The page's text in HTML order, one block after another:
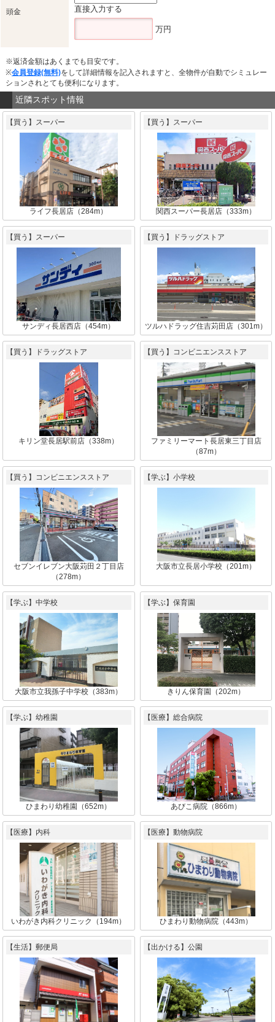
頭金 直接入力する
万円
※返済金額はあくまでも目安です。
※会員登録(無料)をして詳細情報を記入されますと、全物件が自動でシミュレー
ションされとても便利になります。
近隣スポット情報
【買う】スーパー
ライフ長居店（284m）
【買う】スーパー
関西スーパー長居店（333m）
【買う】スーパー
サンディ長居西店（454m）
【買う】ドラッグストア
ツルハドラッグ住吉苅田店（301m）
【買う】ドラッグストア
キリン堂長居駅前店（338m）
【買う】コンビニエンスストア
ファミリーマート長居東三丁目店
（87m）
【買う】コンビニエンスストア
セブンイレブン大阪苅田２丁目店
（278m）
【学ぶ】小学校
大阪市立長居小学校（201m）
【学ぶ】中学校
大阪市立我孫子中学校（383m）
【学ぶ】保育園
きりん保育園（202m）
【学ぶ】幼稚園
ひまわり幼稚園（652m）
【医療】総合病院
あびこ病院（866m）
【医療】内科
いわがき内科クリニック（194m）
【医療】動物病院
ひまわり動物病院（443m）
【生活】郵便局 【出かける】公園